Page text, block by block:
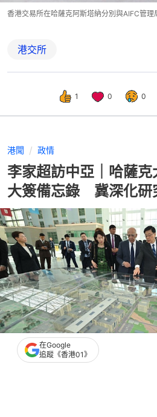
香港交易所在哈薩克阿斯塔納分別與AIFC管理
港交所
1 0 0
港聞 政情
李家超訪中亞｜哈薩
大簽備忘錄 冀深化研
撰文：賴卓盈
在Google
追蹤《香港01》